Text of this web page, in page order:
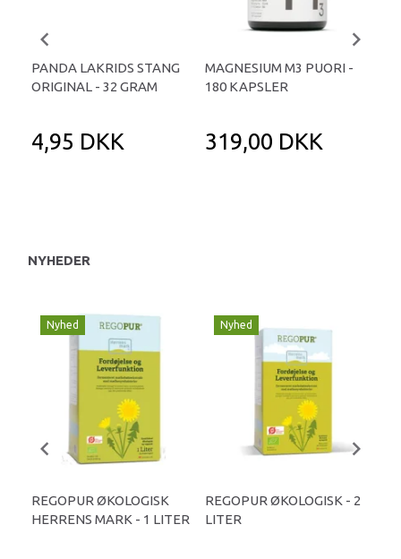
PANDA LAKRIDS STANG
ORIGINAL - 32 GRAM
4,95 DKK
MAGNESIUM M3 PUORI -
180 KAPSLER
319,00 DKK
NYHEDER
Nyhed
REGOPUR ØKOLOGISK
HERRENS MARK - 1 LITER
Nyhed
REGOPUR ØKOLOGISK - 2
LITER